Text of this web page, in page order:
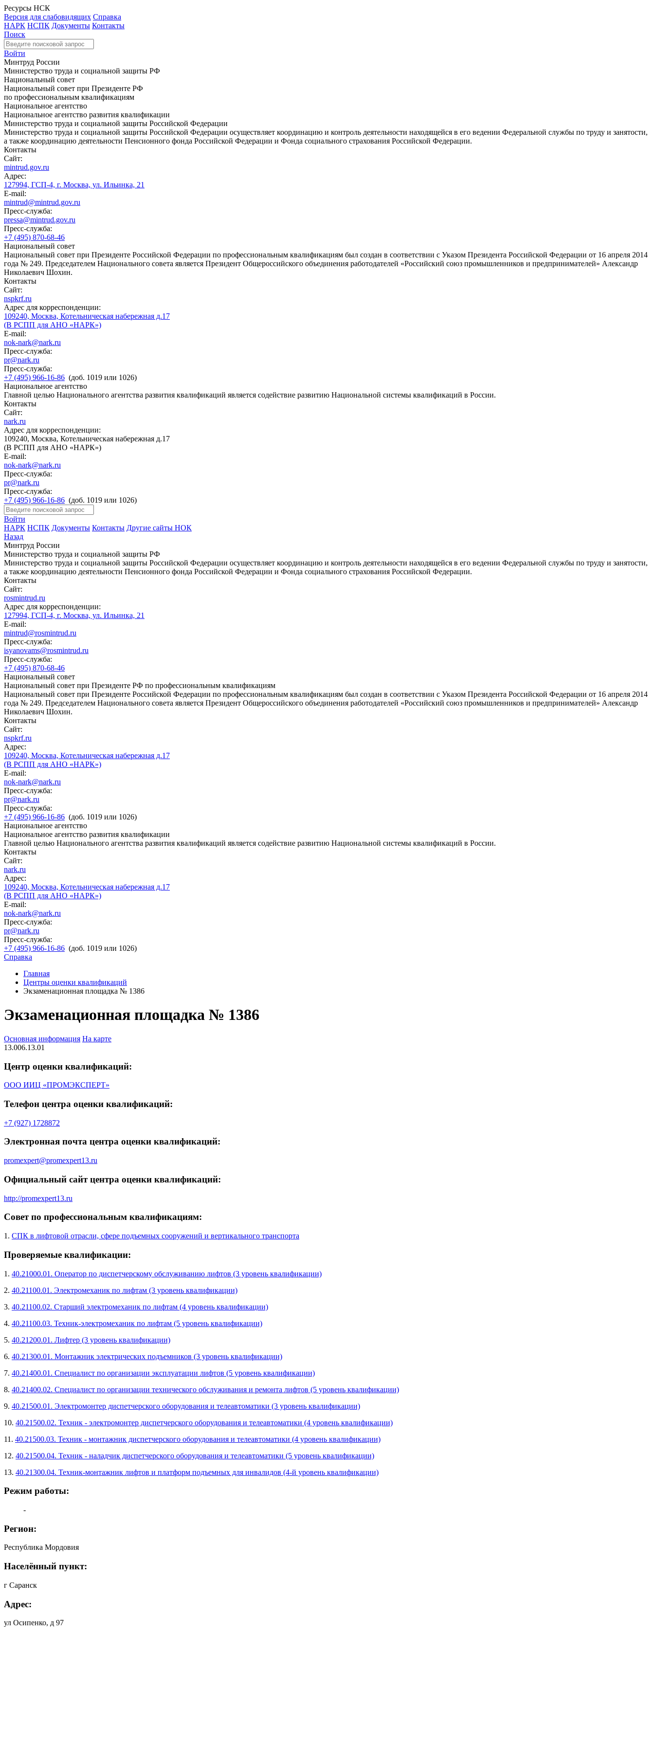
Ресурсы НСК
Версия для слабовидящих Справка
НАРК НСПК Документы Контакты
Поиск
Войти
Минтруд России
Министерство труда и социальной защиты РФ
Национальный совет
Национальный совет при Президенте РФ
по профессиональным квалификациям
Национальное агентство
Национальное агентство развития квалификации
Министерство труда и социальной защиты Российской Федерации
Министерство труда и социальной защиты Российской Федерации осуществляет координацию и контроль деятельности находящейся в его ведении Федеральной службы по труду и занятости,
а также координацию деятельности Пенсионного фонда Российской Федерации и Фонда социального страхования Российской Федерации.
Контакты
Сайт:
mintrud.gov.ru
Адрес:
127994, ГСП-4, г. Москва, ул. Ильинка, 21
E-mail:
mintrud@mintrud.gov.ru
Пресс-служба:
pressa@mintrud.gov.ru
Пресс-служба:
+7 (495) 870-68-46
Национальный совет
Национальный совет при Президенте Российской Федерации по профессиональным квалификациям был создан в соответствии с Указом Президента Российской Федерации от 16 апреля 2014
года № 249. Председателем Национального совета является Президент Общероссийского объединения работодателей «Российский союз промышленников и предпринимателей» Александр
Николаевич Шохин.
Контакты
Сайт:
nspkrf.ru
Адрес для корреспонденции:
109240, Москва, Котельническая набережная д.17
(В РСПП для АНО «НАРК»)
E-mail:
nok-nark@nark.ru
Пресс-служба:
pr@nark.ru
Пресс-служба:
+7 (495) 966-16-86 (доб. 1019 или 1026)
Национальное агентство
Главной целью Национального агентства развития квалификаций является содействие развитию Национальной системы квалификаций в России.
Контакты
Сайт:
nark.ru
Адрес для корреспонденции:
109240, Москва, Котельническая набережная д.17
(В РСПП для АНО «НАРК»)
E-mail:
nok-nark@nark.ru
Пресс-служба:
pr@nark.ru
Пресс-служба:
+7 (495) 966-16-86 (доб. 1019 или 1026)
Войти
НАРК НСПК Документы Контакты Другие сайты НОК
Назад
Минтруд России
Министерство труда и социальной защиты РФ
Министерство труда и социальной защиты Российской Федерации осуществляет координацию и контроль деятельности находящейся в его ведении Федеральной службы по труду и занятости,
а также координацию деятельности Пенсионного фонда Российской Федерации и Фонда социального страхования Российской Федерации.
Контакты
Сайт:
rosmintrud.ru
Адрес для корреспонденции:
127994, ГСП-4, г. Москва, ул. Ильинка, 21
E-mail:
mintrud@rosmintrud.ru
Пресс-служба:
isyanovams@rosmintrud.ru
Пресс-служба:
+7 (495) 870-68-46
Национальный совет
Национальный совет при Президенте РФ по профессиональным квалификациям
Национальный совет при Президенте Российской Федерации по профессиональным квалификациям был создан в соответствии с Указом Президента Российской Федерации от 16 апреля 2014
года № 249. Председателем Национального совета является Президент Общероссийского объединения работодателей «Российский союз промышленников и предпринимателей» Александр
Николаевич Шохин.
Контакты
Сайт:
nspkrf.ru
Адрес:
109240, Москва, Котельническая набережная д.17
(В РСПП для АНО «НАРК»)
E-mail:
nok-nark@nark.ru
Пресс-служба:
pr@nark.ru
Пресс-служба:
+7 (495) 966-16-86 (доб. 1019 или 1026)
Национальное агентство
Национальное агентство развития квалификации
Главной целью Национального агентства развития квалификаций является содействие развитию Национальной системы квалификаций в России.
Контакты
Сайт:
nark.ru
Адрес:
109240, Москва, Котельническая набережная д.17
(В РСПП для АНО «НАРК»)
E-mail:
nok-nark@nark.ru
Пресс-служба:
pr@nark.ru
Пресс-служба:
+7 (495) 966-16-86 (доб. 1019 или 1026)
Справка
Главная
Центры оценки квалификаций
Экзаменационная площадка № 1386
Экзаменационная площадка № 1386
Основная информация На карте
13.006.13.01
Центр оценки квалификаций:
ООО ИИЦ «ПРОМЭКСПЕРТ»
Телефон центра оценки квалификаций:
+7 (927) 1728872
Электронная почта центра оценки квалификаций:
promexpert@promexpert13.ru
Официальный сайт центра оценки квалификаций:
http://promexpert13.ru
Совет по профессиональным квалификациям:
1. СПК в лифтовой отрасли, сфере подъемных сооружений и вертикального транспорта
Проверяемые квалификации:
1. 40.21000.01. Оператор по диспетчерскому обслуживанию лифтов (3 уровень квалификации)
2. 40.21100.01. Электромеханик по лифтам (3 уровень квалификации)
3. 40.21100.02. Старший электромеханик по лифтам (4 уровень квалификации)
4. 40.21100.03. Техник-электромеханик по лифтам (5 уровень квалификации)
5. 40.21200.01. Лифтер (3 уровень квалификации)
6. 40.21300.01. Монтажник электрических подъемников (3 уровень квалификации)
7. 40.21400.01. Специалист по организации эксплуатации лифтов (5 уровень квалификации)
8. 40.21400.02. Специалист по организации технического обслуживания и ремонта лифтов (5 уровень квалификации)
9. 40.21500.01. Электромонтер диспетчерского оборудования и телеавтоматики (3 уровень квалификации)
10. 40.21500.02. Техник - электромонтер диспетчерского оборудования и телеавтоматики (4 уровень квалификации)
11. 40.21500.03. Техник - монтажник диспетчерского оборудования и телеавтоматики (4 уровень квалификации)
12. 40.21500.04. Техник - наладчик диспетчерского оборудования и телеавтоматики (5 уровень квалификации)
13. 40.21300.04. Техник-монтажник лифтов и платформ подъемных для инвалидов (4-й уровень квалификации)
Режим работы:
-
Регион:
Республика Мордовия
Населённый пункт:
г Саранск
Адрес:
ул Осипенко, д 97